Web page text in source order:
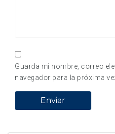
Guarda mi nombre, correo
navegador para la próxima